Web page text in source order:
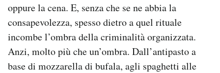
Area Personale
Newsletter
Notifiche mobile
Regala il Post
Hai bisogno di aiuto?
oppure la cena. E, senza che se ne abbia la
consapevolezza, spesso dietro a quel rituale
incombe l’ombra della criminalità organizzata.
Anzi, molto più che un’ombra. Dall’antipasto a
base di mozzarella di bufala, agli spaghetti alle